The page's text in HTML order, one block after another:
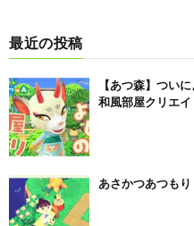
最近の投稿
【あつ森】つい
和風部屋クリエイ
あさかつあつも